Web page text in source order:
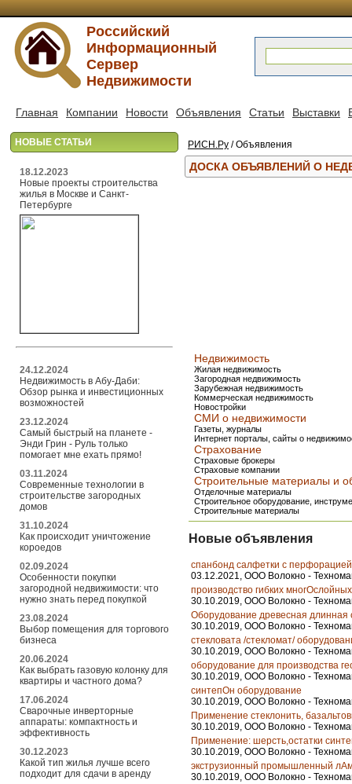
Российский
Информационный
Сервер
Недвижимости
Главная Компании Новости Объявления Статьи Выставки
НОВЫЕ СТАТЬИ
18.12.2023
Новые проекты строительства
жилья в Москве и Санкт-
Петербурге
24.12.2024
Недвижимость в Абу-Даби:
Обзор рынка и инвестиционных
возможностей
23.12.2024
Самый быстрый на планете -
Энди Грин - Руль только
помогает мне ехать прямо!
03.11.2024
Современные технологии в
строительстве загородных
домов
31.10.2024
Как происходит уничтожение
короедов
02.09.2024
Особенности покупки
загородной недвижимости: что
нужно знать перед покупкой
23.08.2024
Выбор помещения для торгового
бизнеса
20.06.2024
Как выбрать газовую колонку для
квартиры и частного дома?
17.06.2024
Сварочные инверторные
аппараты: компактность и
эффективность
30.12.2023
Какой тип жилья лучше всего
подходит для сдачи в аренду
РИСН.Ру / Объявления
ДОСКА ОБЪЯВЛЕНИЙ О
Недвижимость
Жилая недвижимость
Загородная недвижимость
Зарубежная недвижимость
Коммерческая недвижимость
Новостройки
СМИ о недвижимости
Газеты, журналы
Интернет порталы, сайты о
Страхование
Страховые брокеры
Страховые компании
Строительные материалы и
Отделочные материалы
Строительное оборудование,
Строительные материалы
Новые объявления
спанбонд салфетки с перфорацией
03.12.2021, ООО Волокно -
производство гибких
30.10.2019, ООО Волокно -
Оборудование древесная длинная
30.10.2019, ООО Волокно -
стекловата /стекломат/
30.10.2019, ООО Волокно -
оборудование для производства
30.10.2019, ООО Волокно -
синтепОн оборудование
30.10.2019, ООО Волокно -
Применение стеклонить,
30.10.2019, ООО Волокно -
Применение: шерсть,остатки
30.10.2019, ООО Волокно -
экструзионный промышленный
30.10.2019, ООО Волокно -